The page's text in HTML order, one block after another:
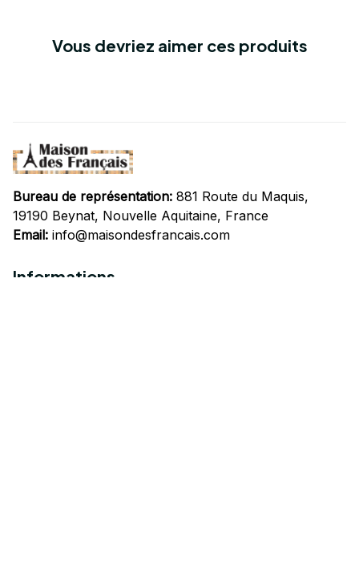
Vous devriez aimer ces produits
Bureau de représentation: 881 Route du Maquis,
19190 Beynat, Nouvelle Aquitaine, France
Email: info@maisondesfrancais.com
Informations